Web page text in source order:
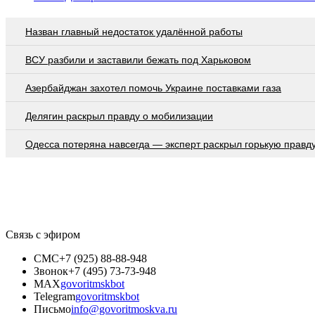
Назван главный недостаток удалённой работы
ВСУ разбили и заставили бежать под Харьковом
Азербайджан захотел помочь Украине поставками газа
Делягин раскрыл правду о мобилизации
Oдecca пoтeрянa нaвceгдa — экcпeрт рacкрыл гoрькую
Связь с эфиром
СМС+7 (925) 88-88-948
Звонок+7 (495) 73-73-948
MAXgovoritmskbot
Telegramgovoritmskbot
Письмоinfo@govoritmoskva.ru